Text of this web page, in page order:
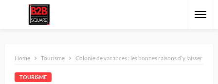
Home Tourisme Colonie de vacances : les bonnes raisons d’y laisser ses
TOURISME